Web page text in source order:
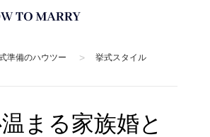
準備のハウツー > 挙式スタイル
まる家族婚と